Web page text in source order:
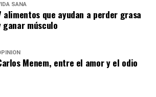
SANA
alimentos que ayudan a perder grasa
ganar músculo
Menem, entre el amor y el odio